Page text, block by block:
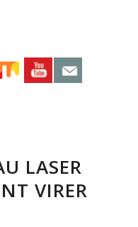
LASER
VIRER